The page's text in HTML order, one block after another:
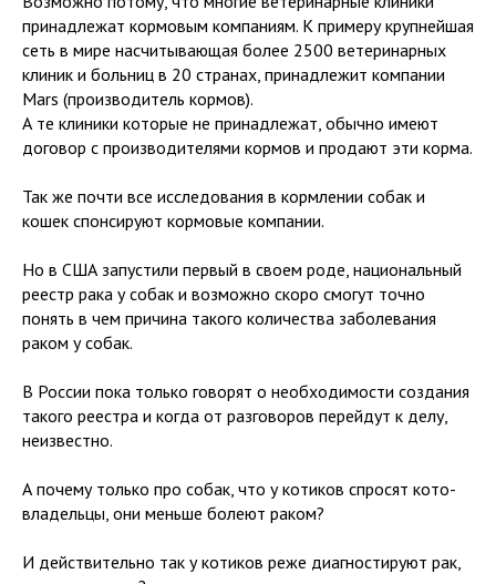
принадлежат кормовым компаниям. К примеру крупнейшая
сеть в мире насчитывающая более 2500 ветеринарных
клиник и больниц в 20 странах, принадлежит компании
Mars (производитель кормов).
А те клиники которые не принадлежат, обычно имеют
договор с производителями кормов и продают эти корма.
Так же почти все исследования в кормлении собак и
кошек спонсируют кормовые компании.
Но в США запустили первый в своем роде, национальный
реестр рака у собак и возможно скоро смогут точно
понять в чем причина такого количества заболевания
раком у собак.
В России пока только говорят о необходимости создания
такого реестра и когда от разговоров перейдут к делу,
неизвестно.
А почему только про собак, что у котиков спросят кото-
владельцы, они меньше болеют раком?
И действительно так у котиков реже диагностируют рак,